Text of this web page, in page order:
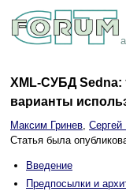
XML-СУБД Sedna:
варианты
Максим Гринев, Сергей
Статья была
Введение
Предпосылки и